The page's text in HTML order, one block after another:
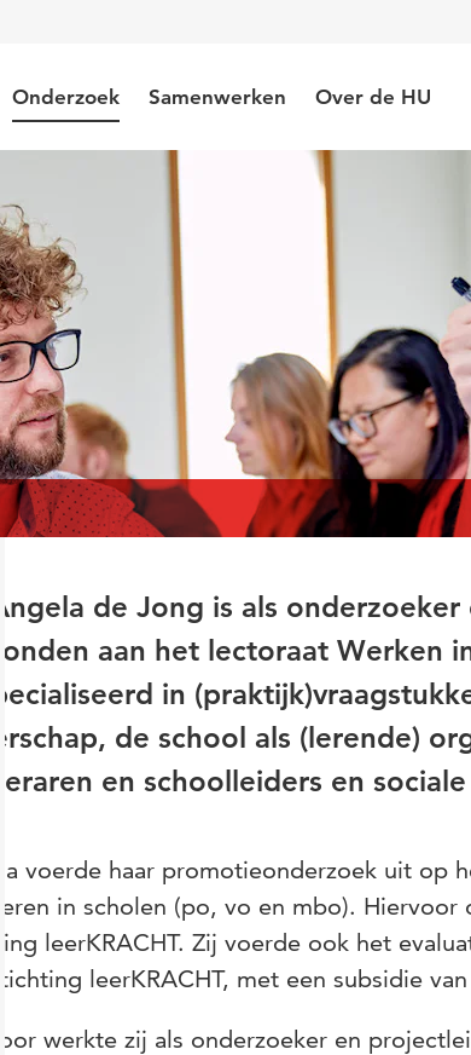
Onderzoek Samenwerken Over de HU
de Jong is als
aan het lectoraat Werken
in
de school als (lerende)
en schoolleiders en
voerde haar promotieonderzoek uit op
in scholen (po, vo en mbo).
leerKRACHT. Zij voerde ook het
leerKRACHT, met een subsidie
werkte zij als onderzoeker en